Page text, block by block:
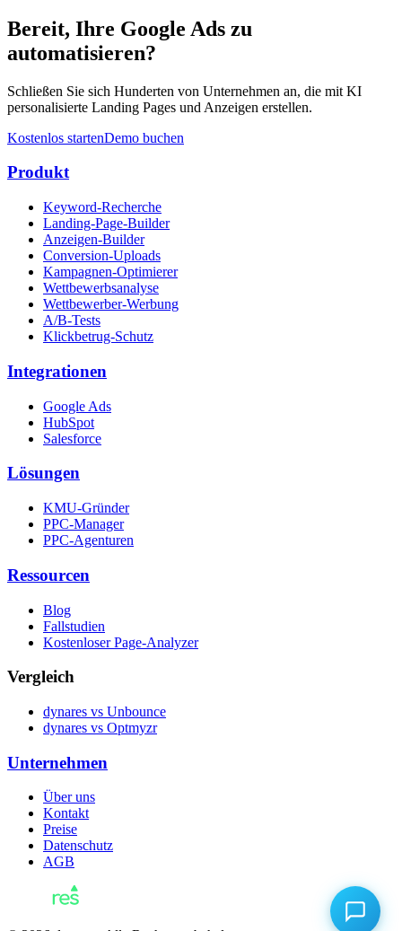
Bereit, Ihre Google Ads zu
automatisieren?
Schließen Sie sich Hunderten von Unternehmen an, die mit KI
personalisierte Landing Pages und Anzeigen erstellen.
Kostenlos startenDemo buchen
Produkt
Keyword-Recherche
Landing-Page-Builder
Anzeigen-Builder
Conversion-Uploads
Kampagnen-Optimierer
Wettbewerbsanalyse
Wettbewerber-Werbung
A/B-Tests
Klickbetrug-Schutz
Integrationen
Google Ads
HubSpot
Salesforce
Lösungen
KMU-Gründer
PPC-Manager
PPC-Agenturen
Ressourcen
Blog
Fallstudien
Kostenloser Page-Analyzer
Vergleich
dynares vs Unbounce
dynares vs Optmyzr
Unternehmen
Über uns
Kontakt
Preise
Datenschutz
AGB